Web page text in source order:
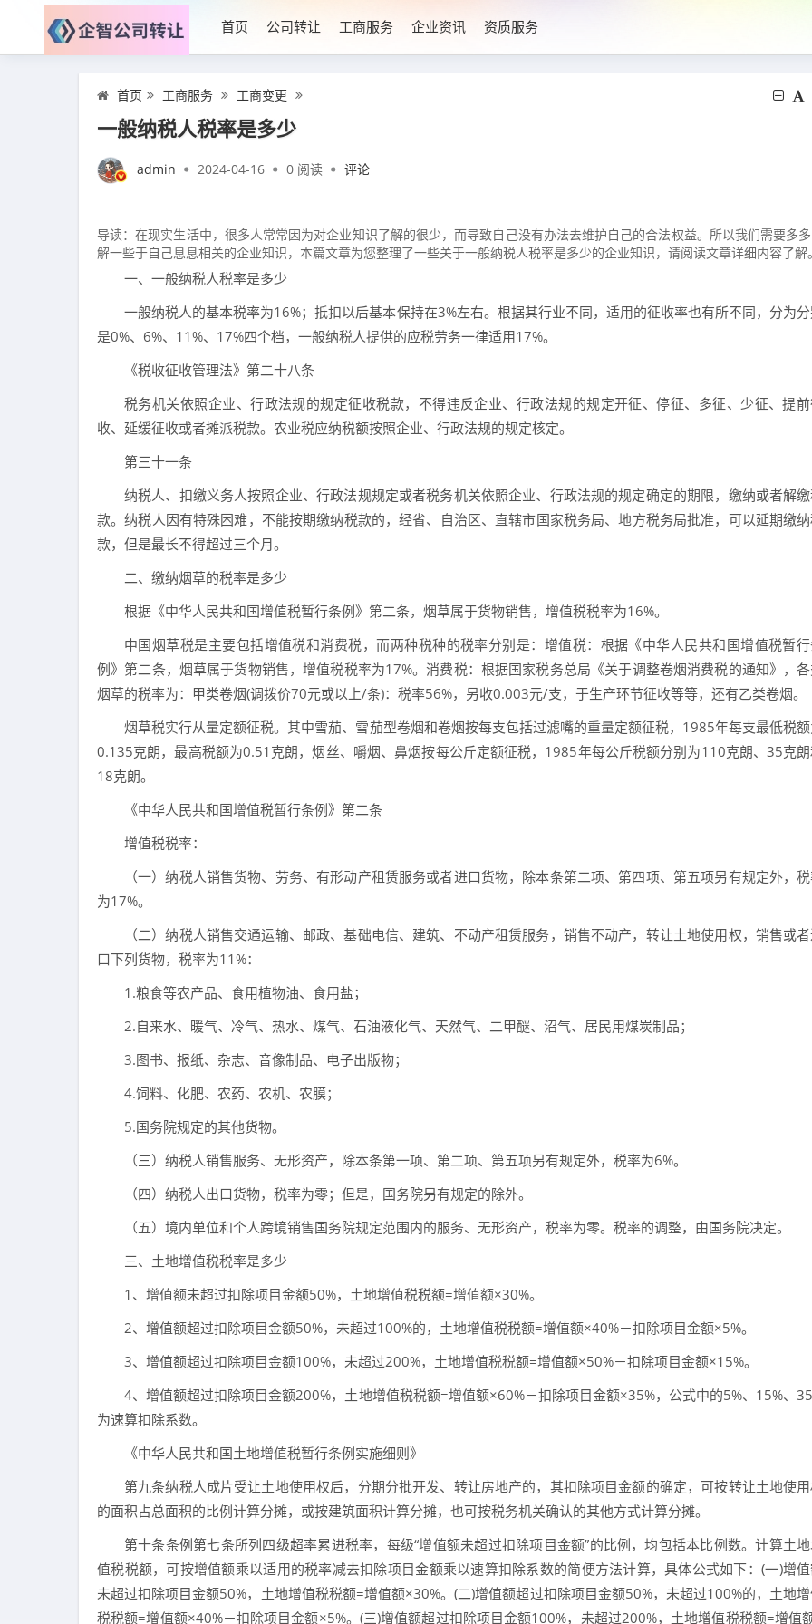
首页 公司转让 工商服务 企业资讯 资质服务
首页 工商服务 工商变更
一般纳税人税率是多少
admin 2024-04-16 0 阅读 评论
导读：在现实生活中，很多人常常因为对企业知识了解的很少，而导致自己没有办法去维护自己的合法权益。所以我们需要多
解一些于自己息息相关的企业知识，本篇文章为您整理了一些关于一般纳税人税率是多少的企业知识，请阅读文章详细内容了解
一、一般纳税人税率是多少
一般纳税人的基本税率为16%；抵扣以后基本保持在3%左右。根据其行业不同，适用的征收率也有所不同，分为
是0%、6%、11%、17%四个档，一般纳税人提供的应税劳务一律适用17%。
《税收征收管理法》第二十八条
税务机关依照企业、行政法规的规定征收税款，不得违反企业、行政法规的规定开征、停征、多征、少征、提
收、延缓征收或者摊派税款。农业税应纳税额按照企业、行政法规的规定核定。
第三十一条
纳税人、扣缴义务人按照企业、行政法规规定或者税务机关依照企业、行政法规的规定确定的期限，缴纳或者解
款。纳税人因有特殊困难，不能按期缴纳税款的，经省、自治区、直辖市国家税务局、地方税务局批准，可以延期缴
款，但是最长不得超过三个月。
二、缴纳烟草的税率是多少
根据《中华人民共和国增值税暂行条例》第二条，烟草属于货物销售，增值税税率为16%。
中国烟草税是主要包括增值税和消费税，而两种税种的税率分别是：增值税：根据《中华人民共和国增值税暂
例》第二条，烟草属于货物销售，增值税税率为17%。消费税：根据国家税务总局《关于调整卷烟消费税的通知》，
烟草的税率为：甲类卷烟(调拨价70元或以上/条)：税率56%，另收0.003元/支，于生产环节征收等等，还有乙类卷烟。
烟草税实行从量定额征税。其中雪茄、雪茄型卷烟和卷烟按每支包括过滤嘴的重量定额征税，1985年每支最低税
0.135克朗，最高税额为0.51克朗，烟丝、嚼烟、鼻烟按每公斤定额征税，1985年每公斤税额分别为110克朗、35克
18克朗。
《中华人民共和国增值税暂行条例》第二条
增值税税率：
（一）纳税人销售货物、劳务、有形动产租赁服务或者进口货物，除本条第二项、第四项、第五项另有规定外，
为17%。
（二）纳税人销售交通运输、邮政、基础电信、建筑、不动产租赁服务，销售不动产，转让土地使用权，销售或
口下列货物，税率为11%：
1.粮食等农产品、食用植物油、食用盐；
2.自来水、暖气、冷气、热水、煤气、石油液化气、天然气、二甲醚、沼气、居民用煤炭制品；
3.图书、报纸、杂志、音像制品、电子出版物；
4.饲料、化肥、农药、农机、农膜；
5.国务院规定的其他货物。
（三）纳税人销售服务、无形资产，除本条第一项、第二项、第五项另有规定外，税率为6%。
（四）纳税人出口货物，税率为零；但是，国务院另有规定的除外。
（五）境内单位和个人跨境销售国务院规定范围内的服务、无形资产，税率为零。税率的调整，由国务院决定。
三、土地增值税税率是多少
1、增值额未超过扣除项目金额50%，土地增值税税额=增值额×30%。
2、增值额超过扣除项目金额50%，未超过100%的，土地增值税税额=增值额×40%－扣除项目金额×5%。
3、增值额超过扣除项目金额100%，未超过200%，土地增值税税额=增值额×50%－扣除项目金额×15%。
4、增值额超过扣除项目金额200%，土地增值税税额=增值额×60%－扣除项目金额×35%，公式中的5%、15%、
为速算扣除系数。
《中华人民共和国土地增值税暂行条例实施细则》
第九条纳税人成片受让土地使用权后，分期分批开发、转让房地产的，其扣除项目金额的确定，可按转让土地使
的面积占总面积的比例计算分摊，或按建筑面积计算分摊，也可按税务机关确认的其他方式计算分摊。
第十条条例第七条所列四级超率累进税率，每级“增值额未超过扣除项目金额”的比例，均包括本比例数。计算土
值税税额，可按增值额乘以适用的税率减去扣除项目金额乘以速算扣除系数的简便方法计算，具体公式如下：(一)增
未超过扣除项目金额50%，土地增值税税额=增值额×30%。(二)增值额超过扣除项目金额50%，未超过100%的，土地
税税额=增值额×40%－扣除项目金额×5%。(三)增值额超过扣除项目金额100%，未超过200%，土地增值税税额=增值